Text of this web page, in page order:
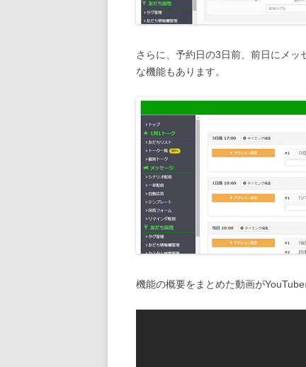
さらに、予約日の3日前、前日にメッ
な機能もあります。
機能の概要をまとめた動画が